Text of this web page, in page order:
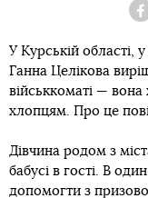
У Курській області,
Ганна Целікова
військкоматі — вона
хлопцям. Про це
Дівчина родом з
бабусі в гості. В
допомогти з